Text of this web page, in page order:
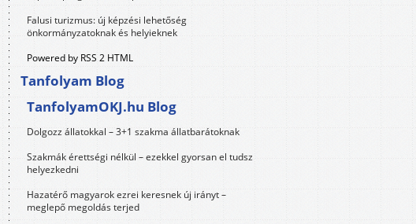
Falusi turizmus: új képzési lehetőség
önkormányzatoknak és helyieknek
Powered by RSS 2 HTML
Tanfolyam Blog
TanfolyamOKJ.hu Blog
Dolgozz állatokkal – 3+1 szakma állatbarátoknak
Szakmák érettségi nélkül – ezekkel gyorsan el tudsz
helyezkedni
Hazatérő magyarok ezrei keresnek új irányt –
meglepő megoldás terjed